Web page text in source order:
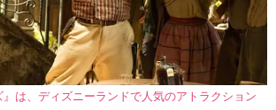
』は、ディズニーランドで人気のアトラクション